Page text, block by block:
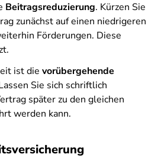
Beitragsreduzierung. Kürzen Sie
zunächst auf einen niedrigeren
Förderungen. Diese
ist die vorübergehende
Sie sich schriftlich
später zu den gleichen
werden kann.